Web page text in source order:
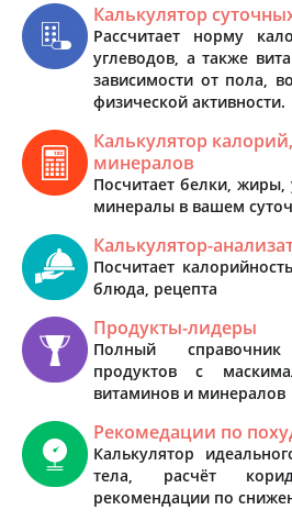
Калькулятор
Рассчитает норму
углеводов, а также
зависимости от пола,
физической активности.
Калькулятор
минералов
Посчитает белки,
минералы в вашем
Калькулятор-
Посчитает
блюда, рецепта
Продукты-лидеры
Полный
продуктов с
витаминов и минералов
Рекомедации по
Калькулятор
тела, расчёт
рекомендации по